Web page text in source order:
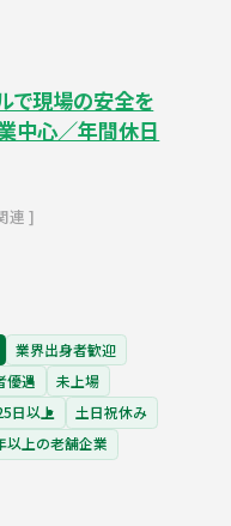
で現場の安全を
中心／年間休日
連
業界出身者歓迎
優遇
未上場
日以上
土日祝休み
以上の老舗企業